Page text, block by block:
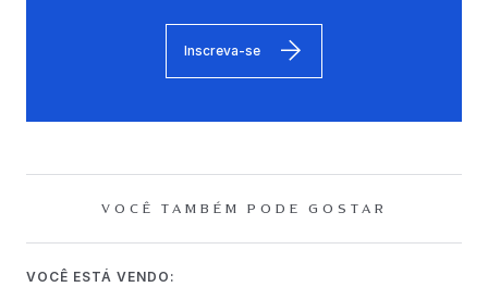
Inscreva-se
VOCÊ TAMBÉM PODE GOSTAR
VOCÊ ESTÁ VENDO: